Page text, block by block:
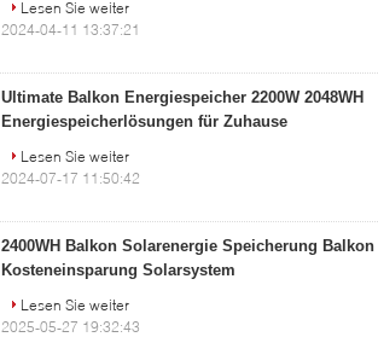
Lesen Sie weiter
2024-04-11 13:37:21
Ultimate Balkon Energiespeicher 2200W 2048WH
Energiespeicherlösungen für Zuhause
Lesen Sie weiter
2024-07-17 11:50:42
2400WH Balkon Solarenergie Speicherung
Kosteneinsparung Solarsystem
Lesen Sie weiter
2025-05-27 19:32:43